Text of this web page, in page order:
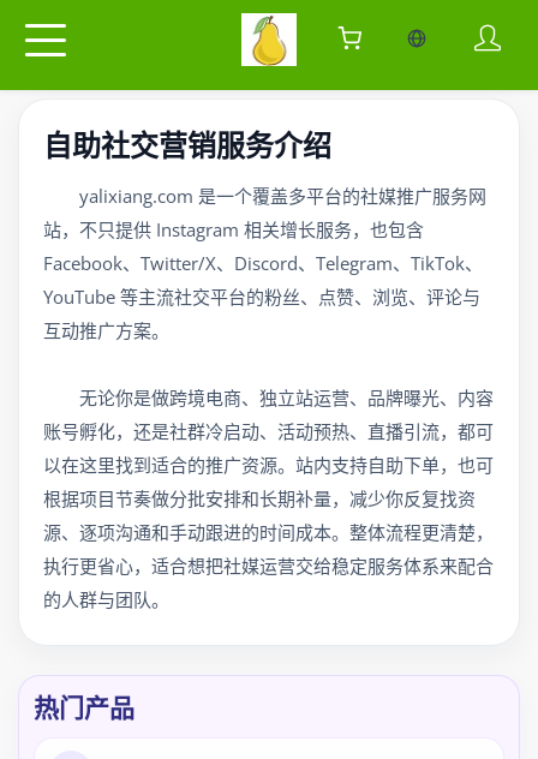
当前语言：中
自助社交营销服务介绍
yalixiang.com 是一个覆盖多平台的社媒推广服务网
站，不只提供 Instagram 相关增长服务，也包含
Facebook、Twitter/X、Discord、Telegram、TikTok、
YouTube 等主流社交平台的粉丝、点赞、浏览、评论与
互动推广方案。
无论你是做跨境电商、独立站运营、品牌曝光、内容
账号孵化，还是社群冷启动、活动预热、直播引流，都可
以在这里找到适合的推广资源。站内支持自助下单，也可
根据项目节奏做分批安排和长期补量，减少你反复找资
源、逐项沟通和手动跟进的时间成本。整体流程更清楚，
执行更省心，适合想把社媒运营交给稳定服务体系来配合
的人群与团队。
热门产品